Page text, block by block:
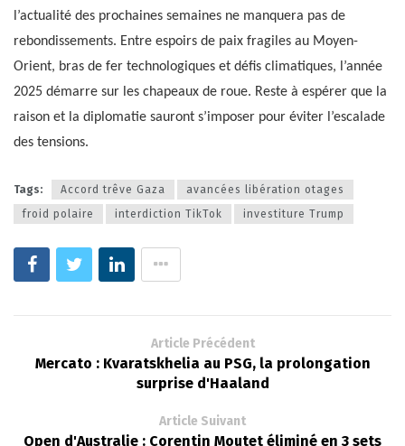
l’actualité des prochaines semaines ne manquera pas de
rebondissements. Entre espoirs de paix fragiles au Moyen-
Orient, bras de fer technologiques et défis climatiques, l’année
2025 démarre sur les chapeaux de roue. Reste à espérer que la
raison et la diplomatie sauront s’imposer pour éviter l’escalade
des tensions.
Tags: Accord trêve Gaza
avancées libération otages
froid polaire
interdiction TikTok investiture Trump
Article Précédent
Mercato : Kvaratskhelia au PSG, la prolongation
surprise d'Haaland
Article Suivant
Open d'Australie : Corentin Moutet éliminé en 3 sets